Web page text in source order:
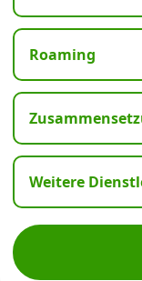
Roaming
Weitere